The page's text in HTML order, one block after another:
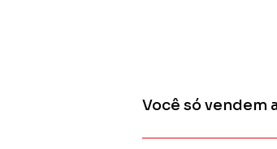
Você só vendem